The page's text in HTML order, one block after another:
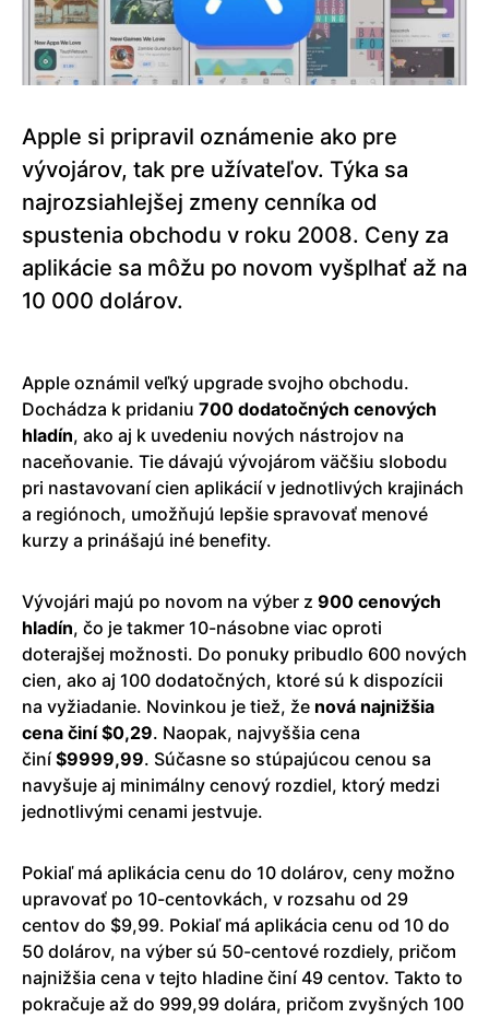
Apple si pripravil oznámenie ako pre
vývojárov, tak pre užívateľov. Týka sa
najrozsiahlejšej zmeny cenníka od
spustenia obchodu v roku 2008. Ceny za
aplikácie sa môžu po novom vyšplhať až na
10 000 dolárov.
Apple oznámil veľký upgrade svojho obchodu.
Dochádza k pridaniu 700 dodatočných cenových
hladín, ako aj k uvedeniu nových nástrojov na
naceňovanie. Tie dávajú vývojárom väčšiu slobodu
pri nastavovaní cien aplikácií v jednotlivých krajinách
a regiónoch, umožňujú lepšie spravovať menové
kurzy a prinášajú iné benefity.
Vývojári majú po novom na výber z 900 cenových
hladín, čo je takmer 10-násobne viac oproti
doterajšej možnosti. Do ponuky pribudlo 600 nových
cien, ako aj 100 dodatočných, ktoré sú k dispozícii
na vyžiadanie. Novinkou je tiež, že nová najnižšia
cena činí $0,29. Naopak, najvyššia cena
činí$9999,99. Súčasne so stúpajúcou cenou sa
navyšuje aj minimálny cenový rozdiel, ktorý medzi
jednotlivými cenami jestvuje.
Pokiaľ má aplikácia cenu do 10 dolárov, ceny možno
upravovať po 10-centovkách, v rozsahu od 29
centov do $9,99. Pokiaľ má aplikácia cenu od 10 do
50 dolárov, na výber sú 50-centové rozdiely, pričom
najnižšia cena v tejto hladine činí 49 centov. Takto to
pokračuje až do 999,99 dolára, pričom zvyšných 100